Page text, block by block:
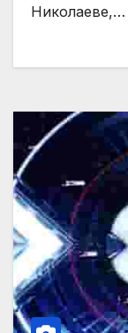
Николаеве,…